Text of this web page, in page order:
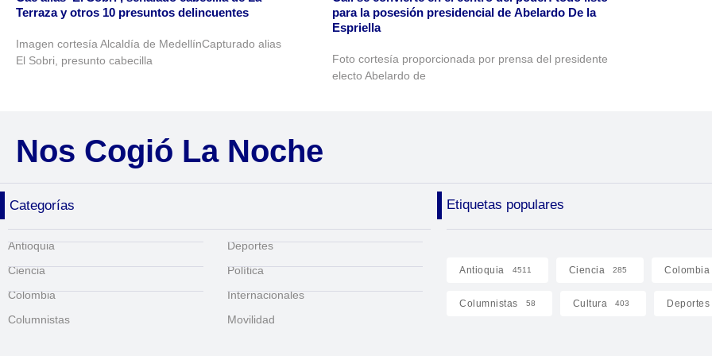
Terraza y otros 10 presuntos delincuentes
Imagen cortesía Alcaldía de MedellínCapturado alias
El Sobri, presunto cabecilla
para la posesión presidencial de Abelardo De la
Espriella
Foto cortesía proporcionada por prensa del presidente
electo Abelardo de
Nos Cogió La Noche
Categorías Etiquetas populares
Antioquia
Ciencia
Colombia
Columnistas
Deportes
Política
Internacionales
Movilidad
Antioquia 4511 Ciencia 285 Colombia
Columnistas 58 Cultura 403 Deportes